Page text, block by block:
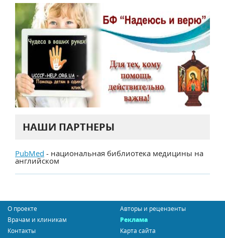
НАШИ ПАРТНЕРЫ
PubMed - национальная библиотека медицины на
английском
О проекте
Авторы и рецензенты
Врачам и клиникам
Реклама
Контакты
Карта сайта